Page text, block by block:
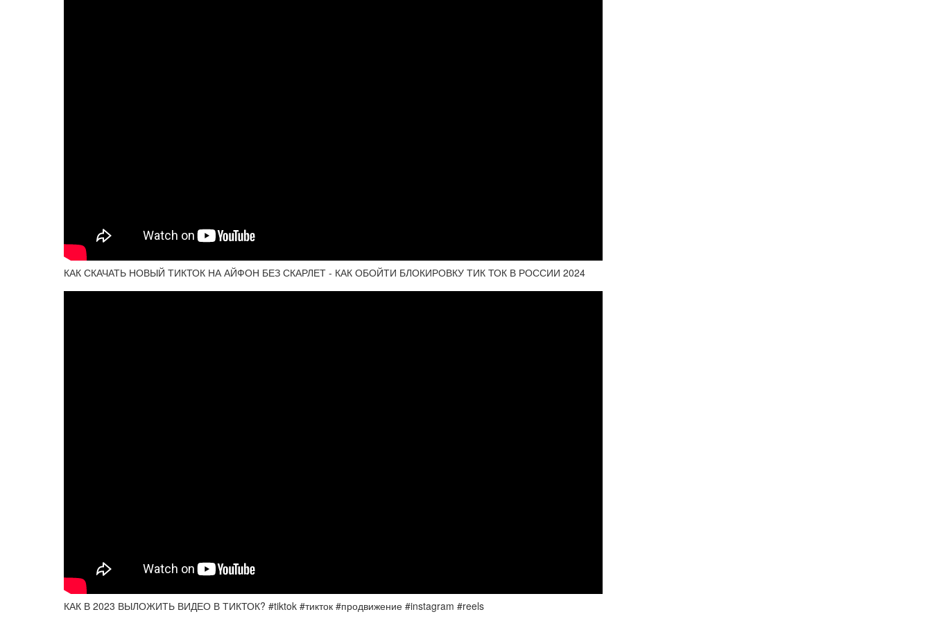
КАК СКАЧАТЬ НОВЫЙ ТИКТОК НА АЙФОН БЕЗ СКАРЛЕТ - КАК ОБОЙТИ БЛОКИРОВКУ ТИК ТОК В РОССИИ 2024
КАК В 2023 ВЫЛОЖИТЬ ВИДЕО В ТИКТОК? #tiktok #тикток #продвижение #instagram #reels